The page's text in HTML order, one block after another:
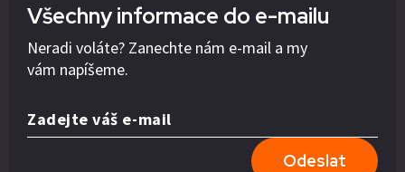
Všechny informace do e-mailu
Neradi voláte? Zanechte nám e-mail a my
vám napíšeme.
Zadejte váš e-mail
Odeslat